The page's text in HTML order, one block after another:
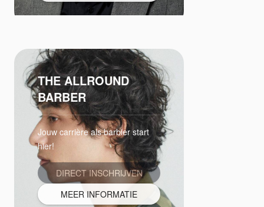
THE ALLROUND
BARBER
Jouw carrière als barbier start
hier!
DIRECT INSCHRIJVEN
MEER INFORMATIE